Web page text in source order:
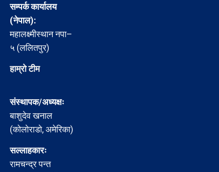
सम्पर्क कार्यालय
(नेपाल):
महालक्ष्मीस्थान नपा–
५ (ललितपुर)
हाम्रो टीम
संस्थापक/अध्यक्षः
बाशुदेव खनाल
(कोलोराडो, अमेरिका)
सल्लाहकारः
रामचन्द्र पन्त